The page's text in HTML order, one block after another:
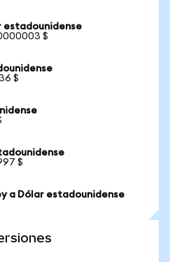
estadounidense
$
$
$
a Dólar estadounidense